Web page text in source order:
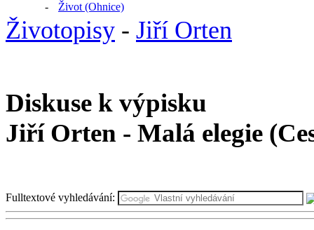
-
Život (Ohnice)
Životopisy - Jiří Orten
Diskuse k výpisku
Jiří Orten - Malá elegie
Fulltextové vyhledávání: